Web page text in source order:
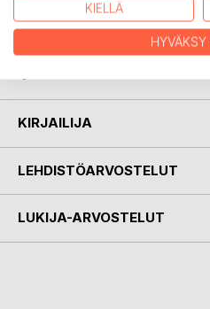
Unkari-runojeni syntyaikoina
vuosiaan. Transsilvanian runot
KIRJAILIJA
LEHDISTÖARVOSTELUT
LUKIJA-ARVOSTELUT
KIELLÄ
HYVÄKSY